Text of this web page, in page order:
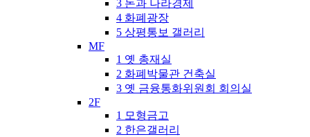
3 돈과 나라경제
4 화폐광장
5 상평통보 갤러리
MF
1 옛 총재실
2 화폐박물관 건축실
3 옛 금융통화위원회 회의실
2F
1 모형금고
2 한은갤러리